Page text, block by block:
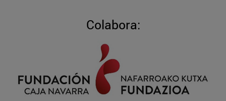
Colabora: